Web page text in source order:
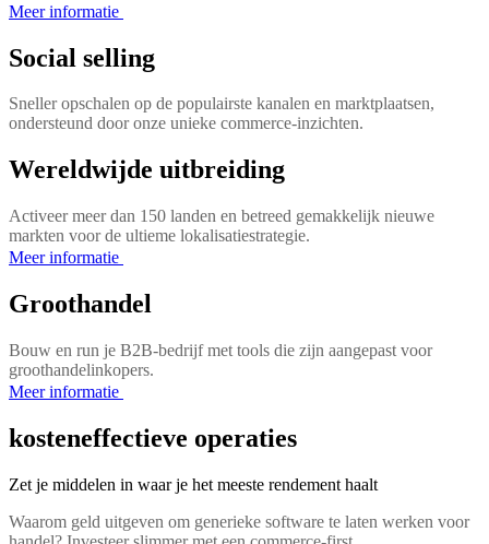
Meer informatie
Social selling
Sneller opschalen op de populairste kanalen en marktplaatsen,
ondersteund door onze unieke commerce-inzichten.
Wereldwijde uitbreiding
Activeer meer dan 150 landen en betreed gemakkelijk nieuwe
markten voor de ultieme lokalisatiestrategie.
Meer informatie
Groothandel
Bouw en run je B2B-bedrijf met tools die zijn aangepast voor
groothandelinkopers.
Meer informatie
kosteneffectieve operaties
Zet je middelen in waar je het meeste rendement haalt
Waarom geld uitgeven om generieke software te laten werken voor